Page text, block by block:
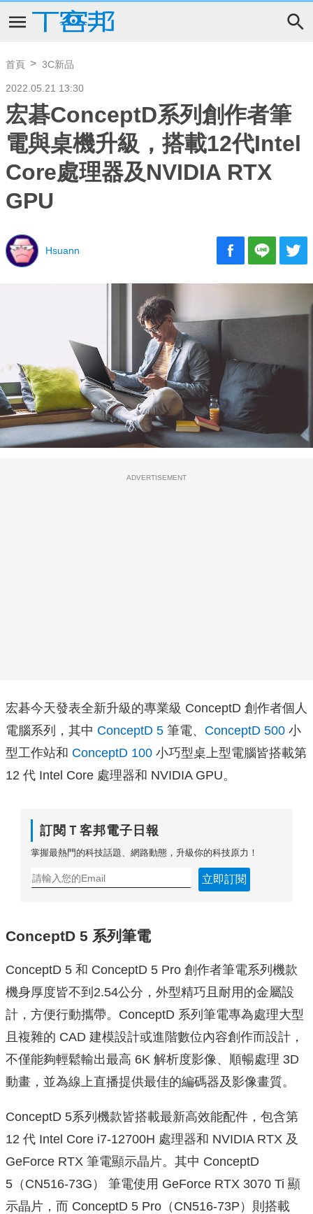
首頁 3C新品
2022.05.21 13:30
宏碁ConceptD系列創作者筆
電與桌機升級，搭載12代Intel
Core處理器及NVIDIA RTX
GPU
Hsuann
ADVERTISEMENT
宏碁今天發表全新升級的專業級 ConceptD 創作者個人
電腦系列，其中 ConceptD 5 筆電、 ConceptD 500 小
型工作站和 ConceptD 100 小巧型桌上型電腦皆搭載第
12 代 Intel Core 處理器和 NVIDIA GPU。
訂閱Ｔ客邦電子日報
掌握最熱門的科技話題、網路動態，升級你的科技原力！
立即訂閱
ConceptD 5 系列筆電
ConceptD 5 和 ConceptD 5 Pro 創作者筆電系列機款
機身厚度皆不到2.54公分， 外型精巧且耐用的金屬設
計，方便行動攜帶。 ConceptD 系列筆電專為處理大型
且複雜的 CAD 建模設計或進階數位內容創作而設計，
不僅能夠輕鬆輸出最高 6K 解析度影像、順暢處理 3D
動畫，並為線上直播提供最佳的編碼器及影像畫質。
ConceptD 5系列機款皆搭載最新高效能配件，包含第
12 代 Intel Core i7-12700H 處理器和 NVIDIA RTX 及
GeForce RTX 筆電顯示晶片。其中 ConceptD
5（CN516-73G） 筆電使用 GeForce RTX 3070 Ti 顯
示晶片，而 ConceptD 5 Pro（CN516-73P）則搭載